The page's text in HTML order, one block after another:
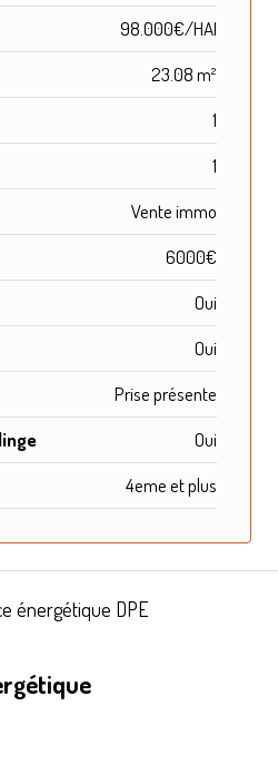
98.000€/HAI
23.08 m²
1
1
Vente immo
6000€
Oui
Oui
Prise présente
Oui
4eme et plus
énergétique DPE